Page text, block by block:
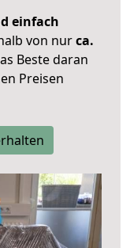
einfach
von nurca.
Beste daran
Preisen